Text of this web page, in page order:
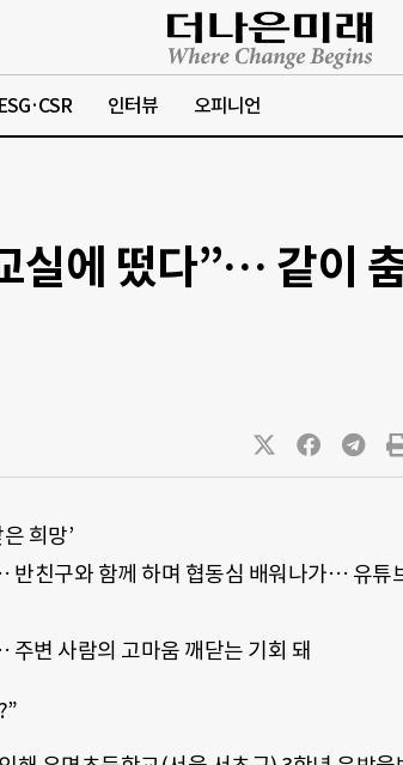
ESG·CSR 인터뷰 오피니언
실에 떴다”… 같이
희망’
반친구와 함께 하며 협동심 배워나가… 유튜
주변 사람의 고마움 깨닫는 기회 돼